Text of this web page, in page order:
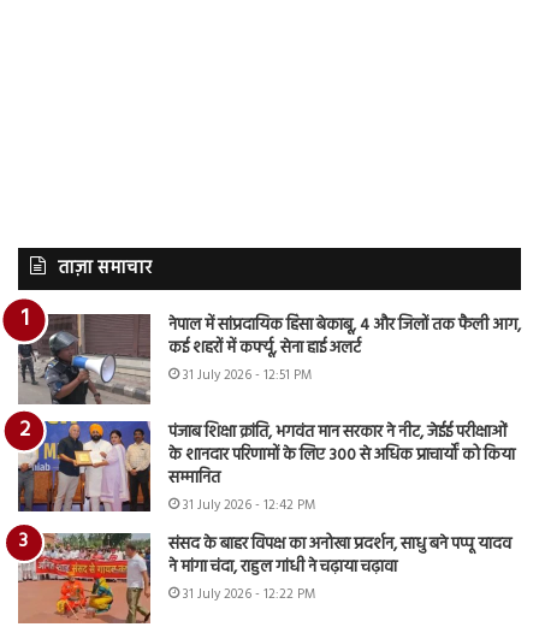
ताज़ा समाचार
नेपाल में सांप्रदायिक हिंसा बेकाबू, 4 और जिलों तक फैली आग,
कई शहरों में कर्फ्यू, सेना हाई अलर्ट
31 July 2026 - 12:51 PM
पंजाब शिक्षा क्रांति, भगवंत मान सरकार ने नीट, जेईई परीक्षाओं
के शानदार परिणामों के लिए 300 से अधिक प्राचार्यों को किया
सम्मानित
31 July 2026 - 12:42 PM
संसद के बाहर विपक्ष का अनोखा प्रदर्शन, साधु बने पप्पू यादव
ने मांगा चंदा, राहुल गांधी ने चढ़ाया चढ़ावा
31 July 2026 - 12:22 PM